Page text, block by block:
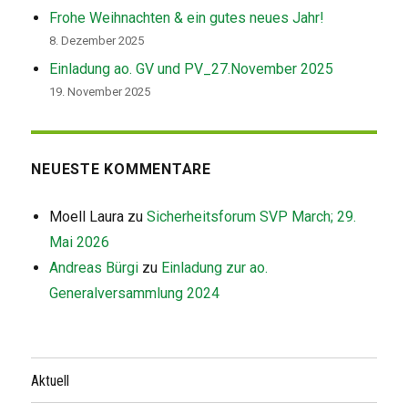
Frohe Weihnachten & ein gutes neues Jahr!
8. Dezember 2025
Einladung ao. GV und PV_27.November 2025
19. November 2025
NEUESTE KOMMENTARE
Moell Laura zuSicherheitsforum SVP March; 29.
Mai 2026
Andreas Bürgi zu Einladung zur ao.
Generalversammlung 2024
Aktuell